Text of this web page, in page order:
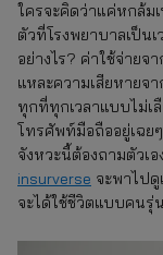
ใครจะคิดว่าแค่หกล้ม
ตัวที่โรงพยาบาลเป็น
อย่างไร? ค่าใช้จ่าย
แหละความเสียหายจ
ทุกที่ทุกเวลาแบบไม่
โทรศัพท์มือถืออยู่เฉย
จังหวะนี้ต้องถามตัวเ
insurverse จะพาไป
จะได้ใช้ชีวิตแบบคนรุ่